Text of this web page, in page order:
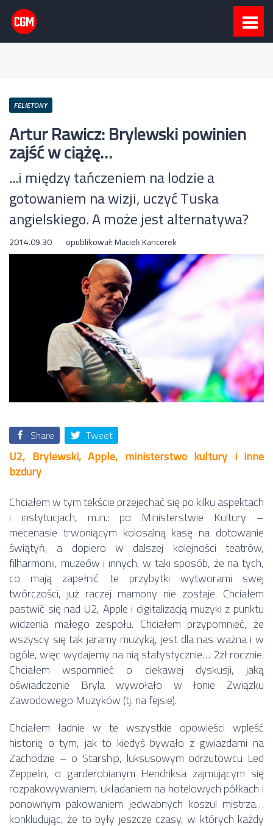
FELIETONY
Artur Rawicz: Brylewski powinien
zajść w ciążę…
...i między tańczeniem na lodzie a
gotowaniem na wizji, uczyć Tuska
angielskiego. A może jest alternatywa?
2014.09.30 opublikował:Maciek Kancerek
Share Tweet
U2, Brylewski, Apple, ministerstwo kultury i inne
bzdury
Chciałem w tym tekście przejechać się po kilku aspektach
i instytucjach, m.in.: po Ministerstwie Kultury –
mecenasie trwoniącym kolosalną kasę na dotowanie
świątyń, a dopiero w dalszej kolejności teatrów,
filharmonii, muzeów i innych, w taki sposób, że na tych,
co mają zapełnić te przybytki wytworami swej
twórczości, już raczej mamony nie zostaje. Chciałem
pastwić się nad U2, Apple i digitalizacją muzyki z punktu
widzenia małego zespołu. Chciałem przypomnieć, że
wszyscy się tak jaramy muzyką, jest dla nas ważna i w
ogóle, więc wydajemy na nią statystycznie… 2zł rocznie.
Chciałem wspomnieć o ciekawej dyskusji, jaką
oświadczenie Bryla wywołało w łonie Związku
Zawodowego Muzyków (tj. na fejsie).
Chciałem ładnie w te wszystkie opowieści wpleść
historię o tym, jak to kiedyś bywało z gwiazdami na
Zachodzie – o Starship, luksusowym odrzutowcu Led
Zeppelin, o garderobianym Hendriksa zajmującym się
rozpakowywaniem, układaniem na hotelowych półkach i
ponownym pakowaniem jedwabnych koszul mistrza…
konkludując, że to były jeszcze czasy, w których każdy